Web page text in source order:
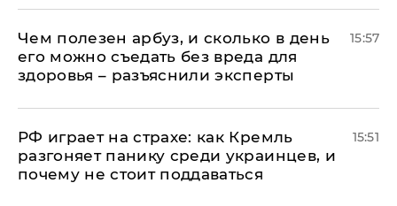
Чем полезен арбуз, и сколько в день
его можно съедать без вреда для
здоровья – разъяснили эксперты
15:57
РФ играет на страхе: как Кремль
разгоняет панику среди украинцев, и
почему не стоит поддаваться
15:51